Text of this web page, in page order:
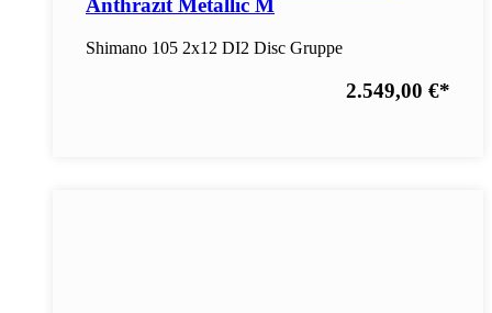
Shimano 105 2x12 DI2 Disc Gruppe
2.549,00 €*